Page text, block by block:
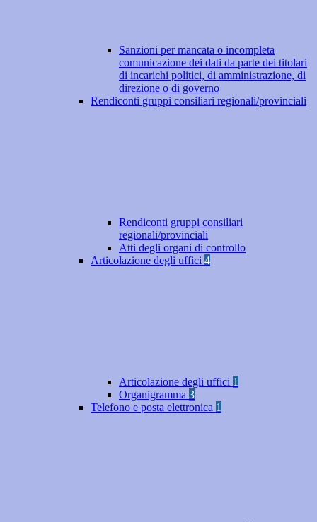
Sanzioni per mancata o incompleta
comunicazione dei dati da parte dei titolari
di incarichi politici, di amministrazione, di
direzione o di governo
Rendiconti gruppi consiliari regionali/provinciali
Rendiconti gruppi consiliari
regionali/provinciali
Atti degli organi di controllo
Articolazione degli uffici 4
Articolazione degli uffici 1
Organigramma 3
Telefono e posta elettronica 1